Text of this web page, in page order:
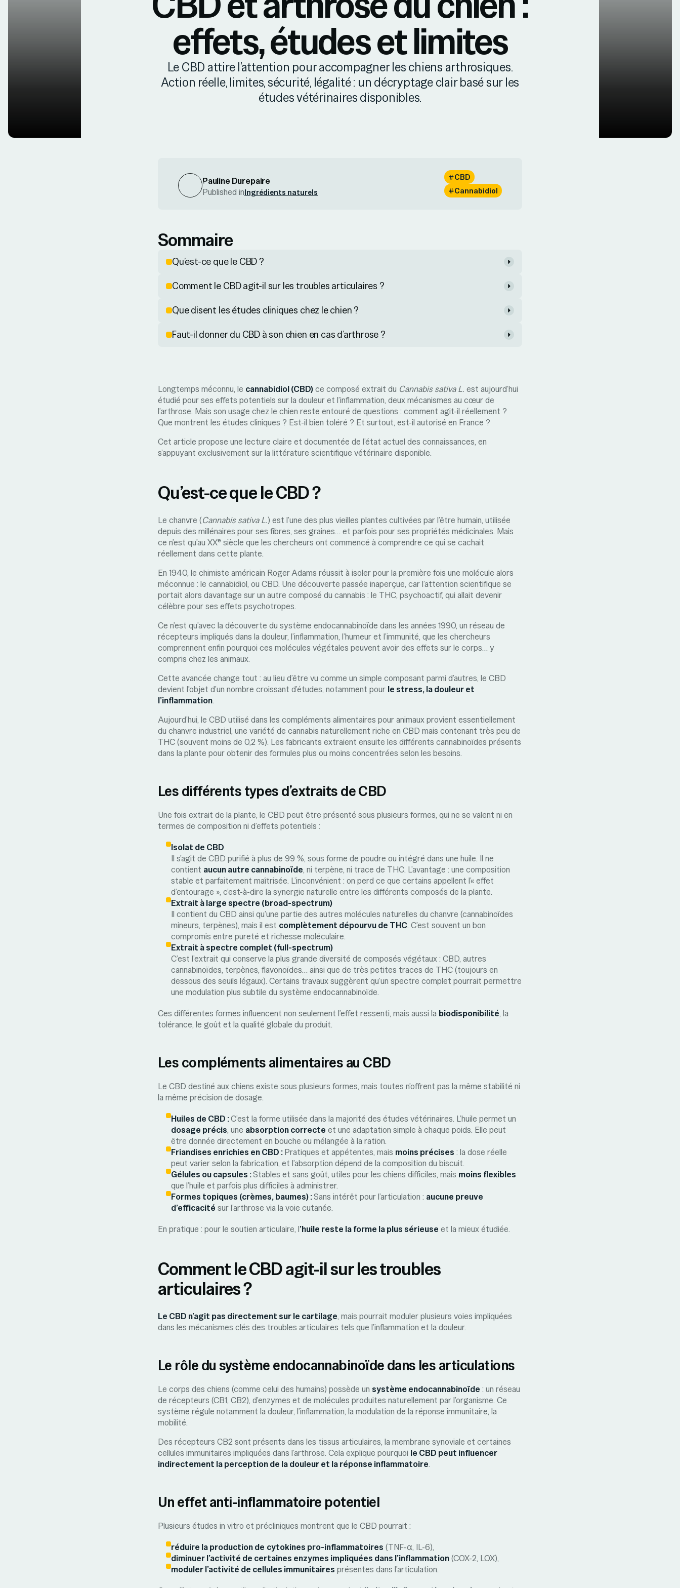
effets, études et limites
Le CBD attire l’attention pour accompagner les chiens arthrosiques.
Action réelle, limites, sécurité, légalité : un décryptage clair basé sur les
études vétérinaires disponibles.
Pauline Durepaire
Published inIngrédients naturels
CBD
Cannabidiol
Sommaire
Qu’est-ce que le CBD ?
Comment le CBD agit-il sur les troubles articulaires ?
Que disent les études cliniques chez le chien ?
Faut-il donner du CBD à son chien en cas d’arthrose ?
Longtemps méconnu, le cannabidiol (CBD)ce composé extrait du Cannabis sativa L. est aujourd’hui
étudié pour ses effets potentiels sur la douleur et l’inflammation, deux mécanismes au cœur de
l’arthrose. Mais son usage chez le chien reste entouré de questions : comment agit-il réellement ?
Que montrent les études cliniques ? Est-il bien toléré ? Et surtout, est-il autorisé en France ?
Cet article propose une lecture claire et documentée de l’état actuel des connaissances, en
s’appuyant exclusivement sur la littérature scientifique vétérinaire disponible.
Qu’est-ce que le CBD ?
Le chanvre (Cannabis sativa L.) est l’une des plus vieilles plantes cultivées par l’être humain, utilisée
depuis des millénaires pour ses fibres, ses graines… et parfois pour ses propriétés médicinales. Mais
ce n’est qu’au XXᵉ siècle que les chercheurs ont commencé à comprendre ce qui se cachait
réellement dans cette plante.
En 1940, le chimiste américain Roger Adams réussit à isoler pour la première fois une molécule alors
méconnue : le cannabidiol, ou CBD. Une découverte passée inaperçue, car l’attention scientifique se
portait alors davantage sur un autre composé du cannabis : le THC, psychoactif, qui allait devenir
célèbre pour ses effets psychotropes.
Ce n’est qu’avec la découverte du système endocannabinoïde dans les années 1990, un réseau de
récepteurs impliqués dans la douleur, l’inflammation, l’humeur et l’immunité, que les chercheurs
comprennent enfin pourquoi ces molécules végétales peuvent avoir des effets sur le corps… y
compris chez les animaux.
Cette avancée change tout : au lieu d’être vu comme un simple composant parmi d’autres, le CBD
devient l'objet d’un nombre croissant d’études, notamment pour le stress, la douleur et
l’inflammation.
Aujourd’hui, le CBD utilisé dans les compléments alimentaires pour animaux provient essentiellement
du chanvre industriel, une variété de cannabis naturellement riche en CBD mais contenant très peu de
THC (souvent moins de 0,2 %). Les fabricants extraient ensuite les différents cannabinoïdes présents
dans la plante pour obtenir des formules plus ou moins concentrées selon les besoins.
Les différents types d’extraits de CBD
Une fois extrait de la plante, le CBD peut être présenté sous plusieurs formes, qui ne se valent ni en
termes de composition ni d’effets potentiels :
Isolat de CBD
Il s’agit de CBD purifié à plus de 99 %, sous forme de poudre ou intégré dans une huile. Il ne
contient aucun autre cannabinoïde, ni terpène, ni trace de THC. L’avantage : une composition
stable et parfaitement maîtrisée. L’inconvénient : on perd ce que certains appellent l’« effet
d’entourage », c’est-à-dire la synergie naturelle entre les différents composés de la plante.
Extrait à large spectre (broad-spectrum)
Il contient du CBD ainsi qu’une partie des autres molécules naturelles du chanvre (cannabinoïdes
mineurs, terpènes), mais il est complètement dépourvu de THC. C’est souvent un bon
compromis entre pureté et richesse moléculaire.
Extrait à spectre complet (full-spectrum)
C’est l’extrait qui conserve la plus grande diversité de composés végétaux : CBD, autres
cannabinoïdes, terpènes, flavonoïdes… ainsi que de très petites traces de THC (toujours en
dessous des seuils légaux). Certains travaux suggèrent qu’un spectre complet pourrait permettre
une modulation plus subtile du système endocannabinoïde.
Ces différentes formes influencent non seulement l’effet ressenti, mais aussi la biodisponibilité, la
tolérance, le goût et la qualité globale du produit.
Les compléments alimentaires au CBD
Le CBD destiné aux chiens existe sous plusieurs formes, mais toutes n’offrent pas la même stabilité ni
la même précision de dosage.
Huiles de CBD :C’est la forme utilisée dans la majorité des études vétérinaires. L’huile permet un
dosage précis, une absorption correcte et une adaptation simple à chaque poids. Elle peut
être donnée directement en bouche ou mélangée à la ration.
Friandises enrichies en CBD :Pratiques et appétentes, mais moins précises : la dose réelle
peut varier selon la fabrication, et l’absorption dépend de la composition du biscuit.
Gélules ou capsules :Stables et sans goût, utiles pour les chiens difficiles, mais moins flexibles
que l’huile et parfois plus difficiles à administrer.
Formes topiques (crèmes, baumes) :Sans intérêt pour l’articulation : aucune preuve
d’efficacité sur l’arthrose via la voie cutanée.
En pratique : pour le soutien articulaire, l’huile reste la forme la plus sérieuse et la mieux étudiée.
Comment le CBD agit-il sur les troubles
articulaires ?
Le CBD n’agit pas directement sur le cartilage, mais pourrait moduler plusieurs voies impliquées
dans les mécanismes clés des troubles articulaires tels que l’inflammation et la douleur.
Le rôle du système endocannabinoïde dans les articulations
Le corps des chiens (comme celui des humains) possède un système endocannabinoïde : un réseau
de récepteurs (CB1, CB2), d’enzymes et de molécules produites naturellement par l’organisme. Ce
système régule notamment la douleur, l’inflammation, la modulation de la réponse immunitaire, la
mobilité.
Des récepteurs CB2 sont présents dans les tissus articulaires, la membrane synoviale et certaines
cellules immunitaires impliquées dans l’arthrose. Cela explique pourquoi le CBD peut influencer
indirectement la perception de la douleur et la réponse inflammatoire.
Un effet anti-inflammatoire potentiel
Plusieurs études in vitro et précliniques montrent que le CBD pourrait :
réduire la production de cytokines pro-inflammatoires (TNF-α, IL-6),
diminuer l’activité de certaines enzymes impliquées dans l’inflammation(COX-2, LOX),
moduler l’activité de cellules immunitaires présentes dans l’articulation.